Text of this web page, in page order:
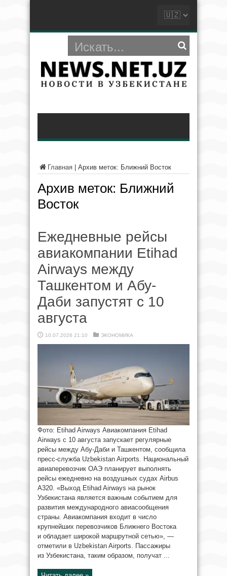
Главная Архив меток: Ближний Восток
Архив меток: Ближний
Восток
Ежедневные рейсы
авиакомпании Etihad
Airways между
Ташкентом и Абу-
Даби запустят с 10
августа
10.07.2026 21:10 ЭКОНОМИКА
Фото: Etihad Airways Авиакомпания Etihad
Airways с 10 августа запускает регулярные
рейсы между Абу-Даби и Ташкентом, сообщила
пресс-служба Uzbekistan Airports. Национальный
авиаперевозчик ОАЭ планирует выполнять
рейсы ежедневно на воздушных судах Airbus
A320. «Выход Etihad Airways на рынок
Узбекистана является важным событием для
развития международного авиасообщения
страны. Авиакомпания входит в число
крупнейших перевозчиков Ближнего Востока
и обладает широкой маршрутной сетью», —
отметили в Uzbekistan Airports. Пассажиры
из Узбекистана, таким образом, получат ...